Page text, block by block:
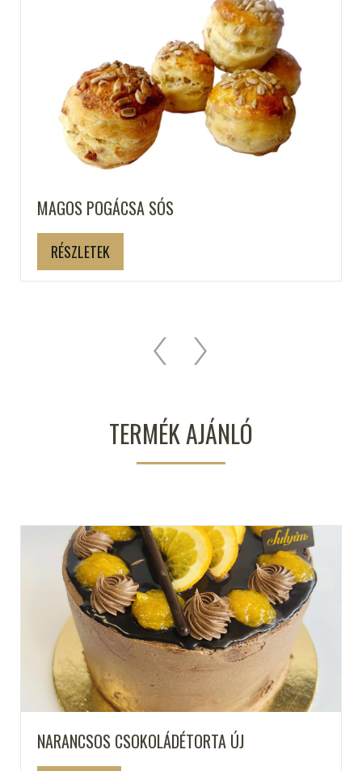
MAGOS POGÁCSA SÓS
RÉSZLETEK
TERMÉK AJÁNLÓ
NARANCSOS CSOKOLÁDÉTORTA ÚJ